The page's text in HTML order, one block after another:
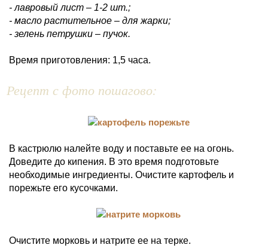
- лавровый лист – 1-2 шт.;
- масло растительное – для жарки;
- зелень петрушки – пучок.
Время приготовления: 1,5 часа.
Рецепт с фото пошагово:
В кастрюлю налейте воду и поставьте ее на огонь.
Доведите до кипения. В это время подготовьте
необходимые ингредиенты. Очистите картофель и
порежьте его кусочками.
Очистите морковь и натрите ее на терке.